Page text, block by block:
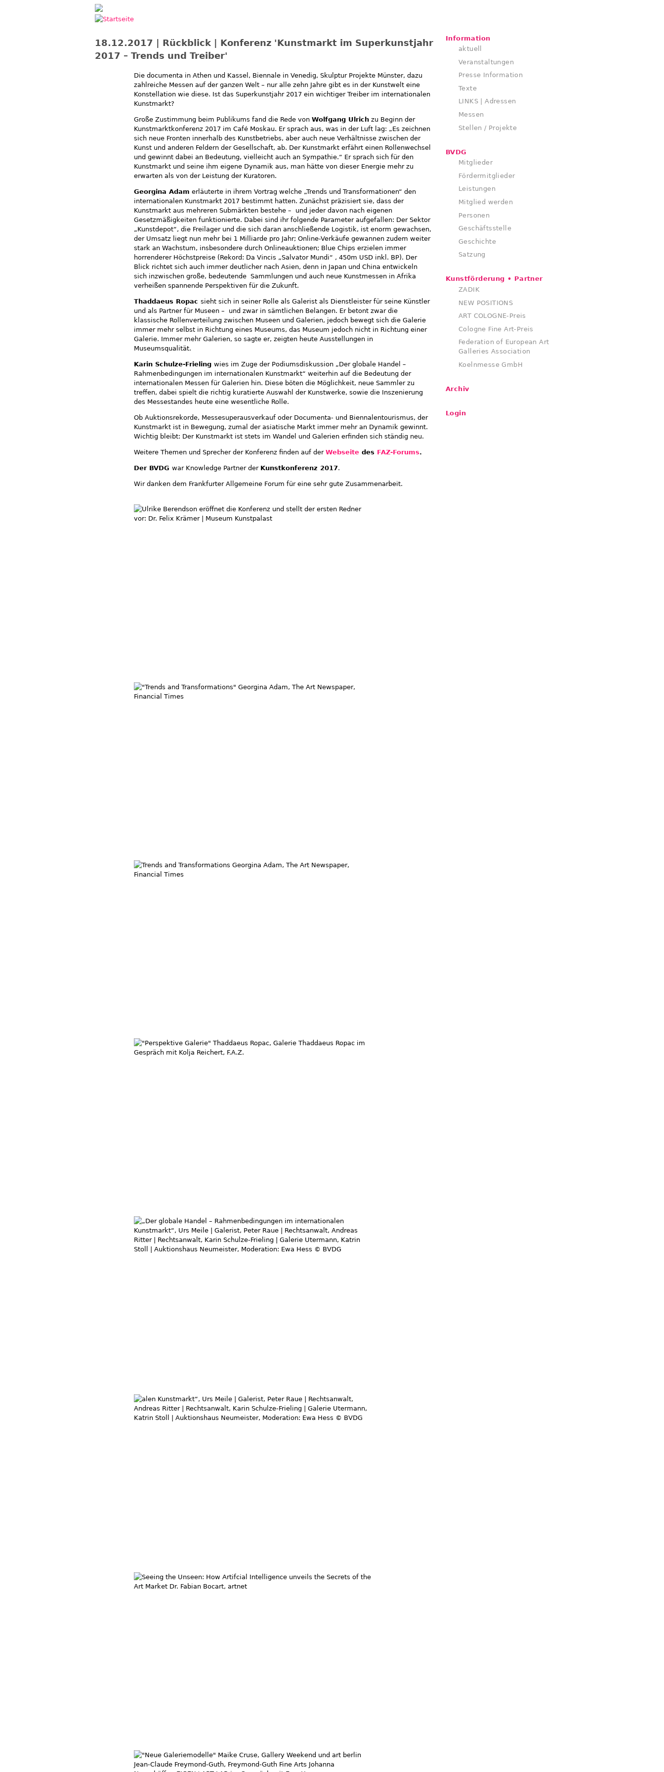
18.12.2017 | Rückblick | Konferenz 'Kunstmarkt im Superkunstjahr
2017 – Trends und Treiber'
Die documenta in Athen und Kassel, Biennale in Venedig, Skulptur Projekte Münster, dazu
zahlreiche Messen auf der ganzen Welt – nur alle zehn Jahre gibt es in der Kunstwelt eine
Konstellation wie diese. Ist das Superkunstjahr 2017 ein wichtiger Treiber im internationalen
Kunstmarkt?
Große Zustimmung beim Publikums fand die Rede von Wolfgang Ulrich zu Beginn der
Kunstmarktkonferenz 2017 im Café Moskau. Er sprach aus, was in der Luft lag: „Es zeichnen
sich neue Fronten innerhalb des Kunstbetriebs, aber auch neue Verhältnisse zwischen der
Kunst und anderen Feldern der Gesellschaft, ab. Der Kunstmarkt erfährt einen Rollenwechsel
und gewinnt dabei an Bedeutung, vielleicht auch an Sympathie.“ Er sprach sich für den
Kunstmarkt und seine ihm eigene Dynamik aus, man hätte von dieser Energie mehr zu
erwarten als von der Leistung der Kuratoren.
Georgina Adam erläuterte in ihrem Vortrag welche „Trends und Transformationen“ den
internationalen Kunstmarkt 2017 bestimmt hatten. Zunächst präzisiert sie, dass der
Kunstmarkt aus mehreren Submärkten bestehe – und jeder davon nach eigenen
Gesetzmäßigkeiten funktionierte. Dabei sind ihr folgende Parameter aufgefallen: Der Sektor
„Kunstdepot“, die Freilager und die sich daran anschließende Logistik, ist enorm gewachsen,
der Umsatz liegt nun mehr bei 1 Milliarde pro Jahr; Online-Verkäufe gewannen zudem weiter
stark an Wachstum, insbesondere durch Onlineauktionen; Blue Chips erzielen immer
horrenderer Höchstpreise (Rekord: Da Vincis „Salvator Mundi“ , 450m USD inkl. BP). Der
Blick richtet sich auch immer deutlicher nach Asien, denn in Japan und China entwickeln
sich inzwischen große, bedeutende Sammlungen und auch neue Kunstmessen in Afrika
verheißen spannende Perspektiven für die Zukunft.
Thaddaeus Ropac sieht sich in seiner Rolle als Galerist als Dienstleister für seine Künstler
und als Partner für Museen ­– und zwar in sämtlichen Belangen. Er betont zwar die
klassische Rollenverteilung zwischen Museen und Galerien, jedoch bewegt sich die Galerie
immer mehr selbst in Richtung eines Museums, das Museum jedoch nicht in Richtung einer
Galerie. Immer mehr Galerien, so sagte er, zeigten heute Ausstellungen in
Museumsqualität.
Karin Schulze-Frieling wies im Zuge der Podiumsdiskussion „Der globale Handel –
Rahmenbedingungen im internationalen Kunstmarkt“ weiterhin auf die Bedeutung der
internationalen Messen für Galerien hin. Diese böten die Möglichkeit, neue Sammler zu
treffen, dabei spielt die richtig kuratierte Auswahl der Kunstwerke, sowie die Inszenierung
des Messestandes heute eine wesentliche Rolle.
Ob Auktionsrekorde, Messesuperausverkauf oder Documenta- und Biennalentourismus, der
Kunstmarkt ist in Bewegung, zumal der asiatische Markt immer mehr an Dynamik gewinnt.
Wichtig bleibt: Der Kunstmarkt ist stets im Wandel und Galerien erfinden sich ständig neu.
Weitere Themen und Sprecher der Konferenz finden auf der Webseite des FAZ-Forums.
Der BVDG war Knowledge Partner der Kunstkonferenz 2017.
Wir danken dem Frankfurter Allgemeine Forum für eine sehr gute Zusammenarbeit.
Information
aktuell
Veranstaltungen
Presse Information
Texte
LINKS | Adressen
Messen
Stellen / Projekte
BVDG
Mitglieder
Fördermitglieder
Leistungen
Mitglied werden
Personen
Geschäftsstelle
Geschichte
Satzung
Kunstförderung • Partner
ZADIK
NEW POSITIONS
ART COLOGNE-Preis
Cologne Fine Art-Preis
Federation of European Art
Galleries Association
Koelnmesse GmbH
Archiv
Login